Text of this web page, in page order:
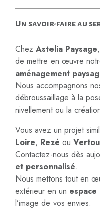
Un savoir-faire au
Chez Astelia Paysage
de mettre en œuvre
aménagement
Nous accompagnons
débroussaillage à la
nivellement ou la
Vous avez un projet
Loire, Rezé ou Vertou
Contactez-nous dès
et personnalisé.
Nous mettons tout en
extérieur en un
l’image de vos envies.